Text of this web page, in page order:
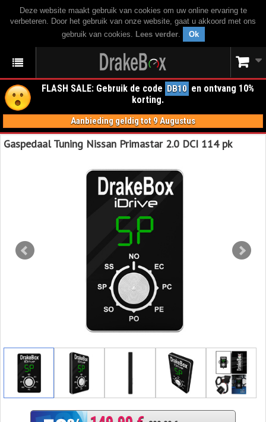
Deze website maakt gebruik van cookies om uw online ervaring te
verbeteren. Door het gebruik van onze website, gaat u akkoord met ons
gebruik van cookies. Lees verder. Ok
FLASH SALE: Gebruik de code DB10 en ontvang 10%
korting.
Aanbieding geldig tot 9 Augustus
Gaspedaal Tuning Nissan Primastar 2.0 DCI 114 pk